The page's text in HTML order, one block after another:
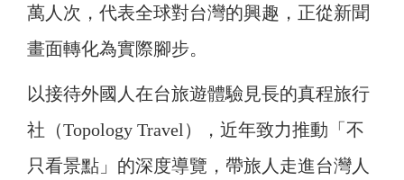
萬人次，代表全球對台灣的興趣，正從新聞
畫面轉化為實際腳步。
以接待外國人在台旅遊體驗見長的真程旅行
社（Topology Travel），近年致力推動「不
只看景點」的深度導覽，帶旅人走進台灣人